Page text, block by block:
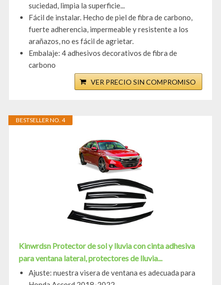
suciedad, limpia la superficie...
Fácil de instalar. Hecho de piel de fibra de carbono,
fuerte adherencia, impermeable y resistente a los
arañazos, no es fácil de agrietar.
Embalaje: 4 adhesivos decorativos de fibra de
carbono
VER PRECIO SIN COMPROMISO
BESTSELLER NO. 4
Kinwrdsn Protector de sol y lluvia con cinta adhesiva
para ventana lateral, protectores de lluvia...
Ajuste: nuestra visera de ventana es adecuada para